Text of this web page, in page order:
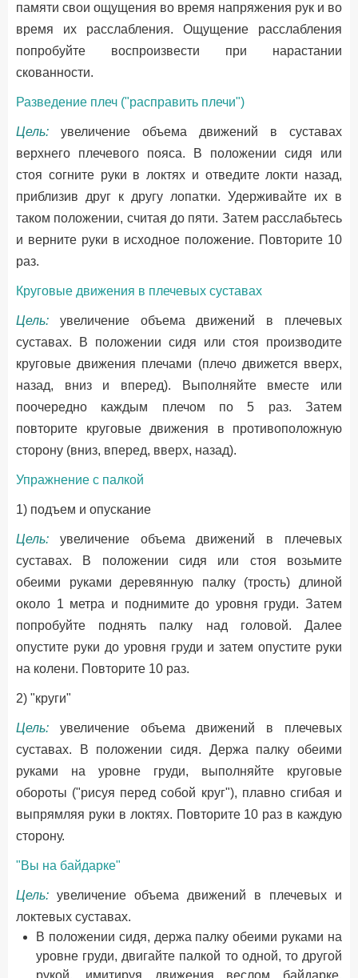
памяти свои ощущения во время напряжения рук и во
время их расслабления. Ощущение расслабления
попробуйте воспроизвести при нарастании
скованности.
Разведение плеч ("расправить плечи")
Цель: увеличение объема движений в суставах
верхнего плечевого пояса. В положении сидя или
стоя согните руки в локтях и отведите локти назад,
приблизив друг к другу лопатки. Удерживайте их в
таком положении, считая до пяти. Затем расслабьтесь
и верните руки в исходное положение. Повторите 10
раз.
Круговые движения в плечевых суставах
Цель: увеличение объема движений в плечевых
суставах. В положении сидя или стоя производите
круговые движения плечами (плечо движется вверх,
назад, вниз и вперед). Выполняйте вместе или
поочередно каждым плечом по 5 раз. Затем
повторите круговые движения в противоположную
сторону (вниз, вперед, вверх, назад).
Упражнение с палкой
1) подъем и опускание
Цель: увеличение объема движений в плечевых
суставах. В положении сидя или стоя возьмите
обеими руками деревянную палку (трость) длиной
около 1 метра и поднимите до уровня груди. Затем
попробуйте поднять палку над головой. Далее
опустите руки до уровня груди и затем опустите руки
на колени. Повторите 10 раз.
2) "круги"
Цель: увеличение объема движений в плечевых
суставах. В положении сидя. Держа палку обеими
руками на уровне груди, выполняйте круговые
обороты ("рисуя перед собой круг"), плавно сгибая и
выпрямляя руки в локтях. Повторите 10 раз в каждую
сторону.
"Вы на байдарке"
Цель: увеличение объема движений в плечевых и
локтевых суставах.
В положении сидя, держа палку обеими руками на
уровне груди, двигайте палкой то одной, то другой
рукой, имитируя движения веслом байдарке.